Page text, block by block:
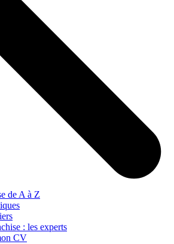
de A à Z
: les experts
CV